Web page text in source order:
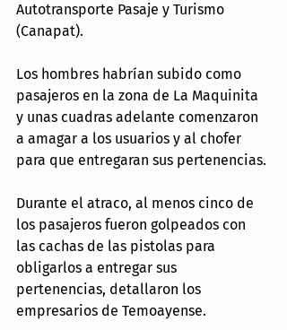
Autotransporte Pasaje y Turismo
(Canapat).
Los hombres habrían subido como
pasajeros en la zona de La Maquinita
y unas cuadras adelante comenzaron
a amagar a los usuarios y al chofer
para que entregaran sus pertenencias.
Durante el atraco, al menos cinco de
los pasajeros fueron golpeados con
las cachas de las pistolas para
obligarlos a entregar sus
pertenencias, detallaron los
empresarios de Temoayense.